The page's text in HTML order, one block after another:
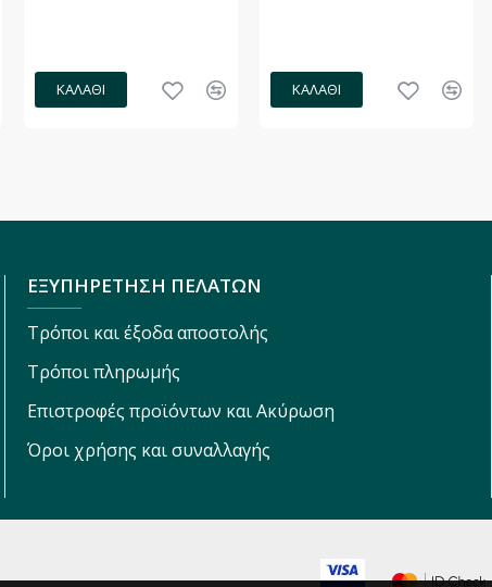
ΚΑΛΆΘΙ ΚΑΛΆΘΙ
ΕΞΥΠΗΡΕΤΗΣΗ ΠΕΛΑΤΩΝ
Τρόποι και έξοδα αποστολής
Τρόποι πληρωμής
Επιστροφές προϊόντων και Ακύρωση
Όροι χρήσης και συναλλαγής